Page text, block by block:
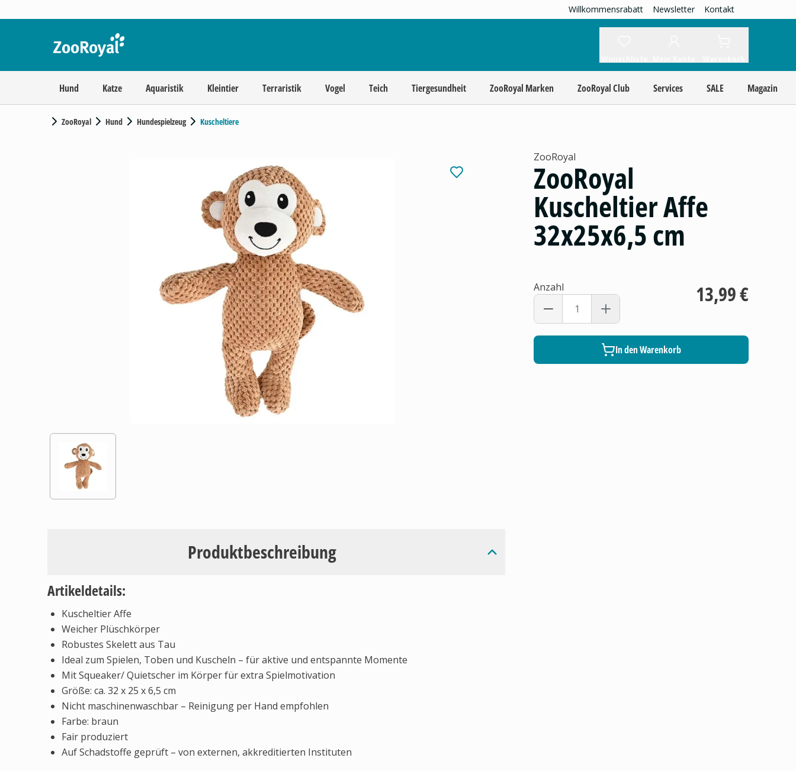
Willkommensrabatt Newsletter Kontakt
Hund Katze Aquaristik Kleintier Terraristik Vogel Teich Tiergesundheit ZooRoyal Marken ZooRoyal Club Services SALE Magazin
ZooRoyal Hund Hundespielzeug Kuscheltiere
Produktbeschreibung
Artikeldetails:
Kuscheltier Affe
Weicher Plüschkörper
Robustes Skelett aus Tau
Ideal zum Spielen, Toben und Kuscheln – für aktive und entspannte Momente
Mit Squeaker/ Quietscher im Körper für extra Spielmotivation
Größe: ca. 32 x 25 x 6,5 cm
Nicht maschinenwaschbar – Reinigung per Hand empfohlen
Farbe: braun
Fair produziert
Auf Schadstoffe geprüft – von externen, akkreditierten Instituten
ZooRoyal
ZooRoyal
Kuscheltier Affe
32x25x6,5 cm
Anzahl 13,99 €
In den Warenkorb